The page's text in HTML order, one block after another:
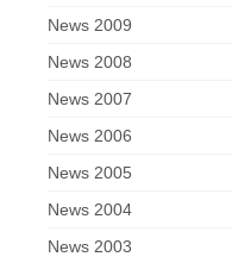
News 2009
News 2008
News 2007
News 2006
News 2005
News 2004
News 2003